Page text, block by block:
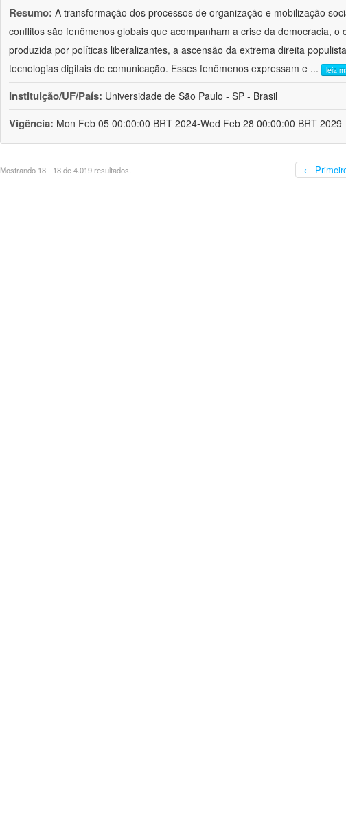
Resumo: A transformação dos processos de organização e mobilização
conflitos são fenômenos globais que acompanham a crise da democracia, o
produzida por políticas liberalizantes, a ascensão da extrema direita
tecnologias digitais de comunicação. Esses fenômenos expressam e ... leia
Instituição/UF/País: Universidade de São Paulo - SP - Brasil
Vigência: Mon Feb 05 00:00:00 BRT 2024-Wed Feb 28 00:00:00 BRT 2029
Mostrando 18 - 18 de 4.019 resultados. ←